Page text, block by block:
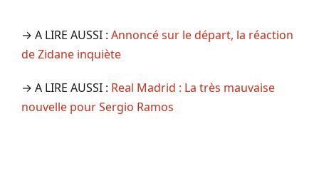
→ A LIRE AUSSI : Annoncé sur le départ, la réaction
de Zidane inquiète
→ A LIRE AUSSI : Real Madrid : La très mauvaise
nouvelle pour Sergio Ramos